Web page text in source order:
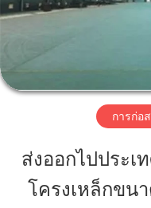
วิดีโอ
เกี่ยว
การก่อ
ส่งออกไปประ
โครงเหล็กขน